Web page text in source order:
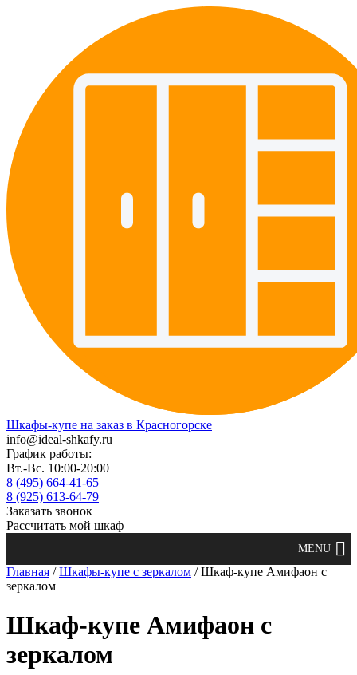
Шкафы-купе на заказ в Красногорске
info@ideal-shkafy.ru
График работы:
Вт.-Вс. 10:00-20:00
8 (495) 664-41-65
8 (925) 613-64-79
Заказать звонок
Рассчитать мой шкаф
Главная /Шкафы-купе с зеркалом / Шкаф-купе Амифаон с
зеркалом
Шкаф-купе Амифаон с
зеркалом